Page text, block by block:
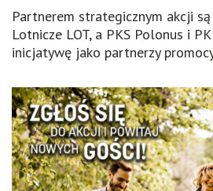
Partnerem strategicznym akcji
Lotnicze LOT, a PKS Polonus i
inicjatywę jako partnerzy